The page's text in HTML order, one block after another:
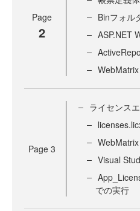
Page
2
Binフォル
ASP.NET
Page 3
ライセンス
Visual
での実行